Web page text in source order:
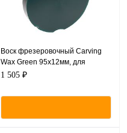
Воск фрезеровочный Carving
Wax Green 95х12мм, для
Zirkonzahn CAM/CAM
1 505 ₽